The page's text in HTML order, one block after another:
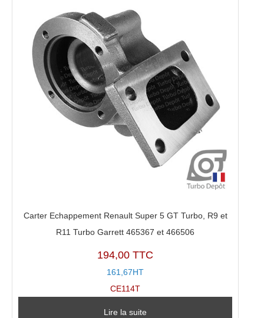
Carter Echappement Renault Super 5 GT Turbo, R9 et
R11 Turbo Garrett 465367 et 466506
194,00 TTC
161,67HT
CE114T
Lire la suite